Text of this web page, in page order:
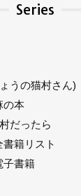
Series
うの猫村さん)
の本
だったら
籍リスト
子書籍